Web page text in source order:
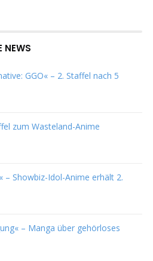
NEWS
GGO« – 2. Staffel nach 5
zum Wasteland-Anime
– Showbiz-Idol-Anime erhält 2.
– Manga über gehörloses